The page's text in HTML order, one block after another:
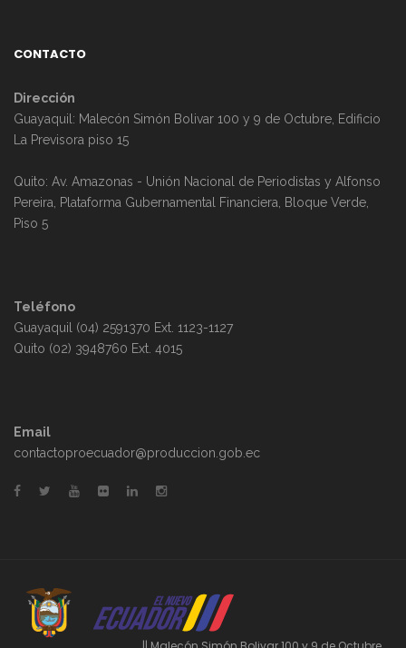
CONTACTO
Dirección
Guayaquil: Malecón Simón Bolivar 100 y 9 de Octubre, Edificio
La Previsora piso 15
Quito: Av. Amazonas - Unión Nacional de Periodistas y Alfonso
Pereira, Plataforma Gubernamental Financiera, Bloque Verde,
Piso 5
Teléfono
Guayaquil (04) 2591370 Ext. 1123-1127
Quito (02) 3948760 Ext. 4015
Email
contactoproecuador@produccion.gob.ec